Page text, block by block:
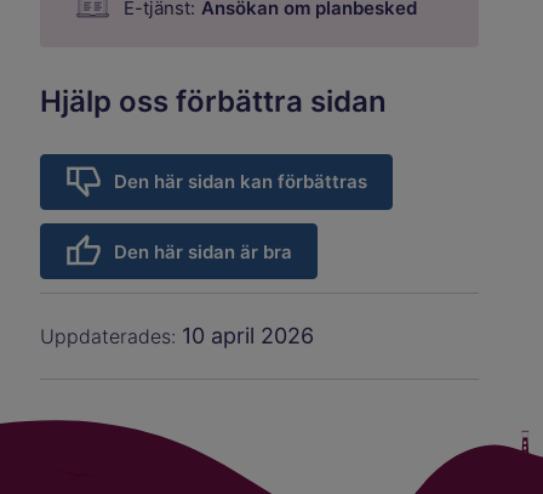
E-tjänst: Ansökan om planbesked
Hjälp oss förbättra sidan
Den här sidan kan förbättras
Den här sidan är bra
Uppdaterades: 10 april 2026